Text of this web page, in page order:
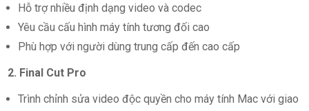
Hỗ trợ nhiều định dạng video và codec
Yêu cầu cấu hình máy tính tương đối cao
Phù hợp với người dùng trung cấp đến cao cấp
2. Final Cut Pro
Trình chỉnh sửa video độc quyền cho máy tính Mac với giao